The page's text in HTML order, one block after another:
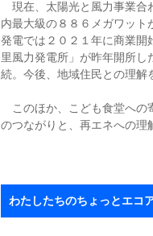
現在、太陽光と風力事業合
内最大級の８８６メガワット
発電では２０２１年に商業開
里風力発電所」が昨年開所し
続。今後、地域住民との理解
このほか、こども食堂への
のつながりと、再エネへの理
わたしたちのちょっとエコ